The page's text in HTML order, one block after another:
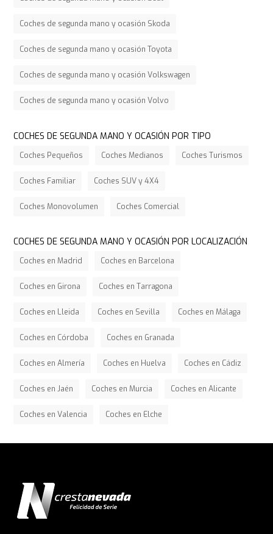
Coches de segunda mano y ocasión Skoda
Coches de segunda mano y ocasión Toyota
Coches de segunda mano y ocasión Volkswagen
Coches de segunda mano y ocasión Volvo
COCHES DE SEGUNDA MANO Y OCASIÓN POR TIPO
Coches Pequeños Coches Medianos Coches Turismos
Coches Familiar Coches SUV y 4X4
Coches Monovolumen Coches Comercial
COCHES DE SEGUNDA MANO Y OCASIÓN POR LOCALIZACIÓN
Coches en Madrid Coches en Barcelona
Coches en Girona Coches en Tarragona
Coches en Lleida Coches en Sevilla Coches en Málaga
Coches en Córdoba Coches en Granada
Coches en Almería Coches en Huelva Coches en Cádiz
Coches en Jaén Coches en Murcia Coches en Alicante
Coches en Valencia Coches en Elche